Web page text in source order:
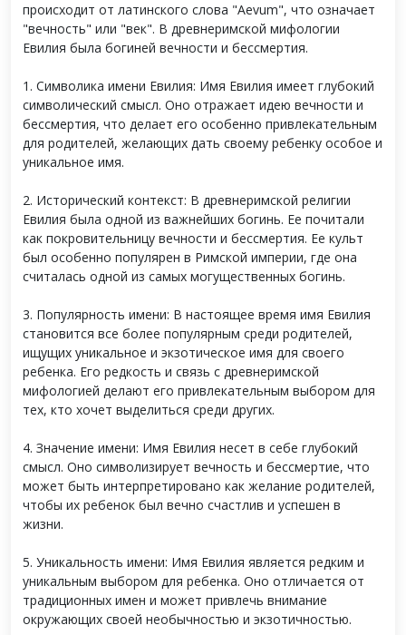
происходит от латинского слова "Aevum", что означает
"вечность" или "век". В древнеримской мифологии
Евилия была богиней вечности и бессмертия.
1. Символика имени Евилия: Имя Евилия имеет глубокий
символический смысл. Оно отражает идею вечности и
бессмертия, что делает его особенно привлекательным
для родителей, желающих дать своему ребенку особое и
уникальное имя.
2. Исторический контекст: В древнеримской религии
Евилия была одной из важнейших богинь. Ее почитали
как покровительницу вечности и бессмертия. Ее культ
был особенно популярен в Римской империи, где она
считалась одной из самых могущественных богинь.
3. Популярность имени: В настоящее время имя Евилия
становится все более популярным среди родителей,
ищущих уникальное и экзотическое имя для своего
ребенка. Его редкость и связь с древнеримской
мифологией делают его привлекательным выбором для
тех, кто хочет выделиться среди других.
4. Значение имени: Имя Евилия несет в себе глубокий
смысл. Оно символизирует вечность и бессмертие, что
может быть интерпретировано как желание родителей,
чтобы их ребенок был вечно счастлив и успешен в
жизни.
5. Уникальность имени: Имя Евилия является редким и
уникальным выбором для ребенка. Оно отличается от
традиционных имен и может привлечь внимание
окружающих своей необычностью и экзотичностью.